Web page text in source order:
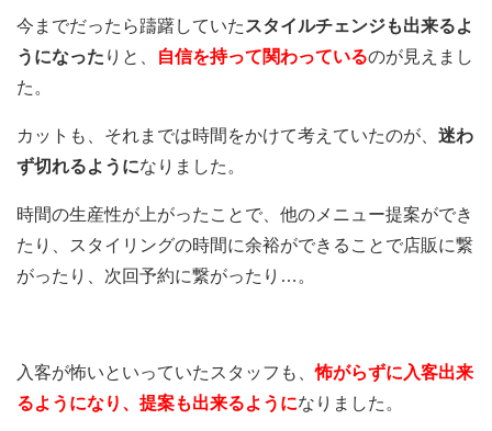
今までだったら躊躇していた スタイルチェンジも出来るよ
うになった りと、 自信を持って関わっているのが見えまし
た。
カットも、それまでは時間をかけて考えていたのが、 迷わ
ず切れるようになりました。
時間の生産性が上がったことで、他のメニュー提案ができ
たり、スタイリングの時間に余裕ができることで店販に繋
がったり、次回予約に繋がったり…。
入客が怖いといっていたスタッフも、怖がらずに入客出来
るようになり、提案も出来るようになりました。